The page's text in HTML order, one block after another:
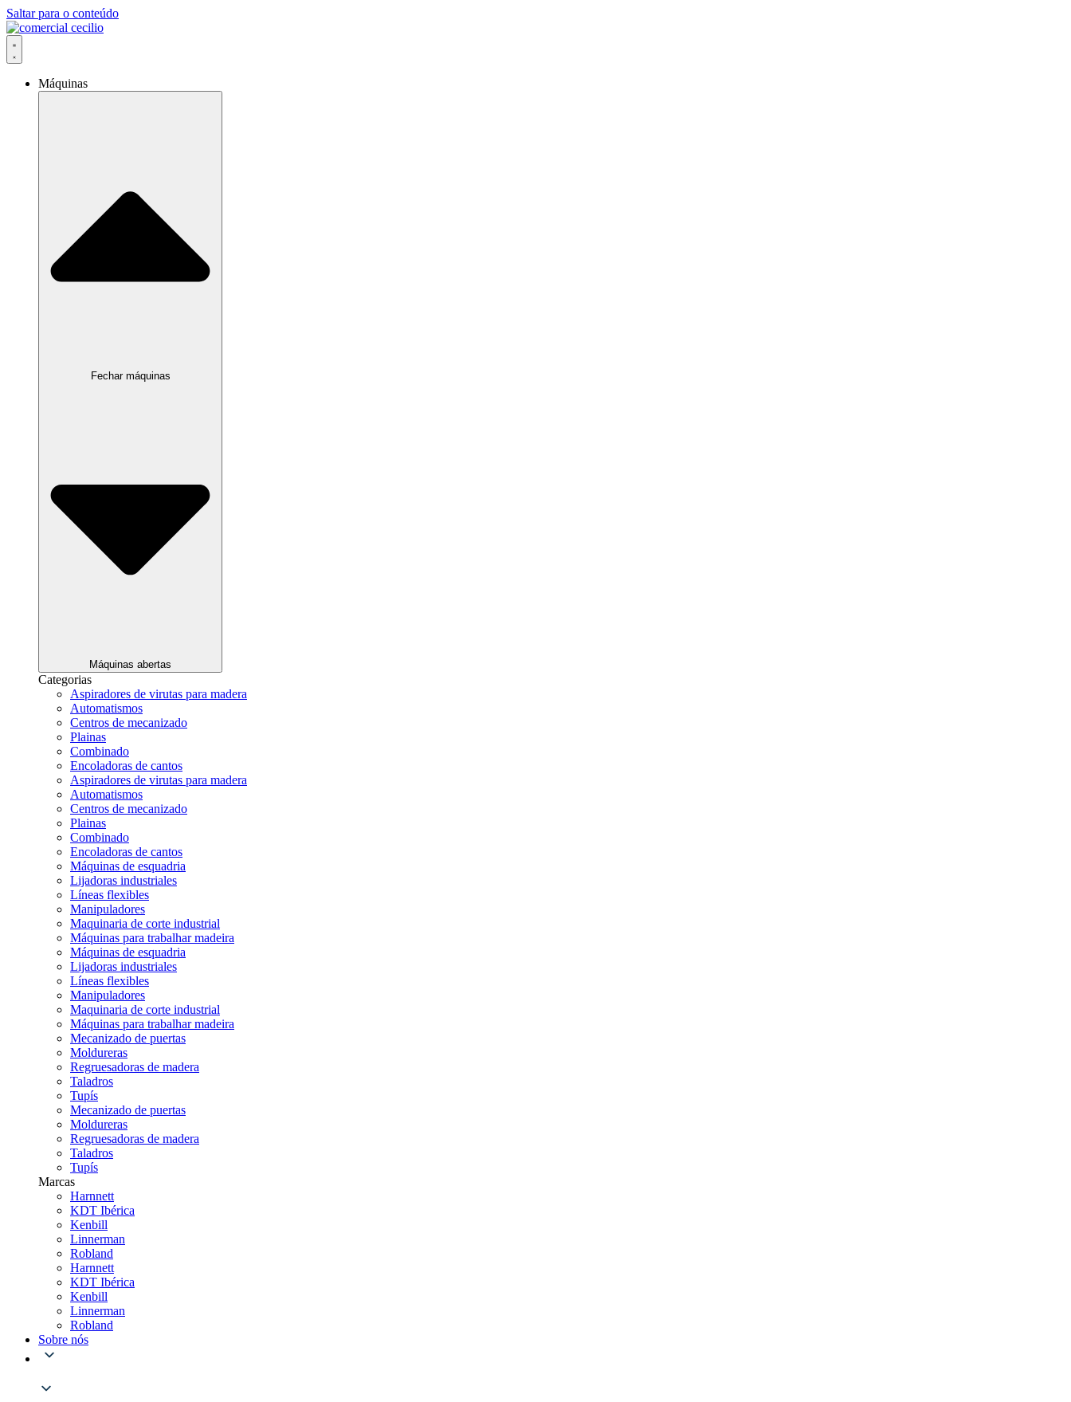
Saltar para o conteúdo
Máquinas
Fechar máquinas
Máquinas abertas
Categorias
Aspiradores de virutas para madera
Automatismos
Centros de mecanizado
Plainas
Combinado
Encoladoras de cantos
Aspiradores de virutas para madera
Automatismos
Centros de mecanizado
Plainas
Combinado
Encoladoras de cantos
Máquinas de esquadria
Lijadoras industriales
Líneas flexibles
Manipuladores
Maquinaria de corte industrial
Máquinas para trabalhar madeira
Máquinas de esquadria
Lijadoras industriales
Líneas flexibles
Manipuladores
Maquinaria de corte industrial
Máquinas para trabalhar madeira
Mecanizado de puertas
Moldureras
Regruesadoras de madera
Taladros
Tupís
Mecanizado de puertas
Moldureras
Regruesadoras de madera
Taladros
Tupís
Marcas
Harnnett
KDT Ibérica
Kenbill
Linnerman
Robland
Harnnett
KDT Ibérica
Kenbill
Linnerman
Robland
Sobre nós